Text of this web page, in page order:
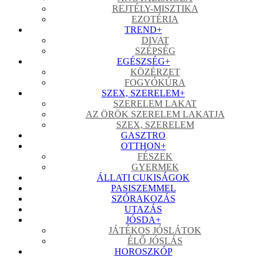
REJTÉLY-MISZTIKA
EZOTÉRIA
TREND+
DIVAT
SZÉPSÉG
EGÉSZSÉG+
KÖZÉRZET
FOGYÓKÚRA
SZEX, SZERELEM+
SZERELEM LAKAT
AZ ÖRÖK SZERELEM LAKATJA
SZEX, SZERELEM
GASZTRO
OTTHON+
FÉSZEK
GYERMEK
ÁLLATI CUKISÁGOK
PASISZEMMEL
SZÓRAKOZÁS
UTAZÁS
JÓSDA+
JÁTÉKOS JÓSLÁTOK
ÉLŐ JÓSLÁS
HOROSZKÓP